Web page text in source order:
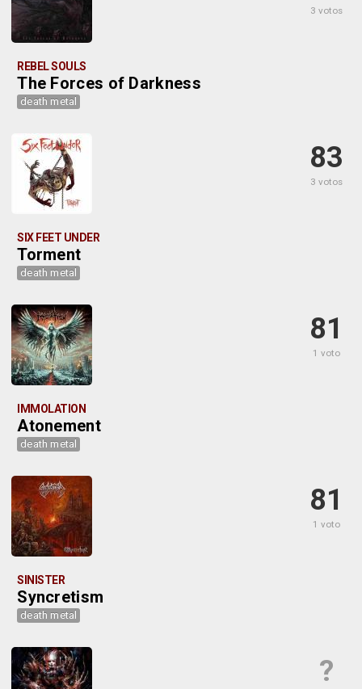
3 votos
REBEL SOULS
The Forces of Darkness
death metal
83
3 votos
SIX FEET UNDER
Torment
death metal
81
1 voto
IMMOLATION
Atonement
death metal
81
1 voto
SINISTER
Syncretism
death metal
?